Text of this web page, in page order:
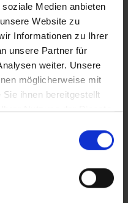
Medien anbieten
Website zu
Informationen zu Ihrer
unsere Partner für
weiter. Unsere
möglicherweise mit
ihnen bereitgestellt
Nutzung der Dienste